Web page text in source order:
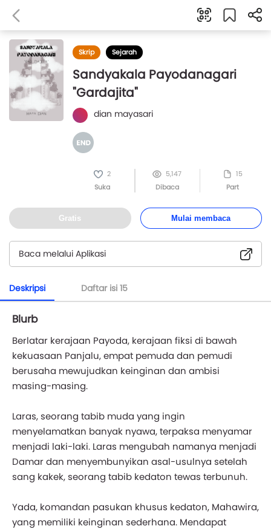
Skrip Sejarah
Sandyakala Payodanagari
"Gardajita"
dian mayasari
2
Suka
5,147
Dibaca
15
Part
Gratis Mulai membaca
Baca melalui Aplikasi
Deskripsi Daftar isi 15
Blurb
Berlatar kerajaan Payoda, kerajaan fiksi di bawah
kekuasaan Panjalu, empat pemuda dan pemudi
berusaha mewujudkan keinginan dan ambisi
masing-masing.
Laras, seorang tabib muda yang ingin
menyelamatkan banyak nyawa, terpaksa menyamar
menjadi laki-laki. Laras mengubah namanya menjadi
Damar dan menyembunyikan asal-usulnya setelah
sang kakek, seorang tabib kedaton tewas terbunuh.
Yada, komandan pasukan khusus kedaton, Mahawira,
yang memiliki keinginan sederhana. Mendapat